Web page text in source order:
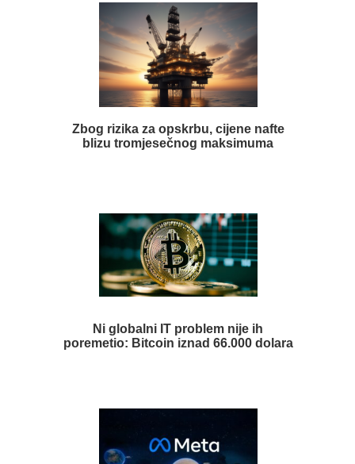
Zbog rizika za opskrbu, cijene nafte
blizu tromjesečnog maksimuma
Ni globalni IT problem nije ih
poremetio: Bitcoin iznad 66.000 dolara